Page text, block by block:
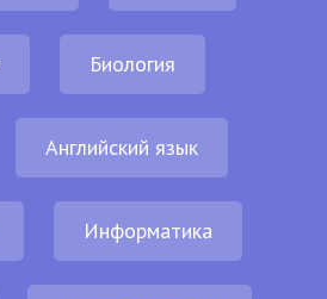
Биология
Английский язык
Информатика